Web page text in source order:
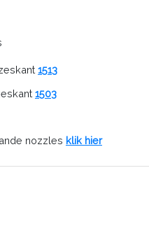
1513
1503
nozzles klik hier